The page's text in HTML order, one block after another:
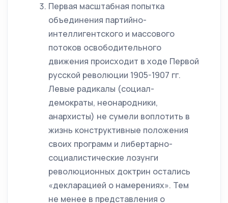
Первая масштабная попытка
объединения партийно-
интеллигентского и массового
потоков освободительного
движения происходит в ходе Первой
русской революции 1905-1907 гг.
Левые радикалы (социал-
демократы, неонародники,
анархисты) не сумели воплотить в
жизнь конструктивные положения
своих программ и либертарно-
социалистические лозунги
революционных доктрин остались
«декларацией о намерениях». Тем
не менее в представления о